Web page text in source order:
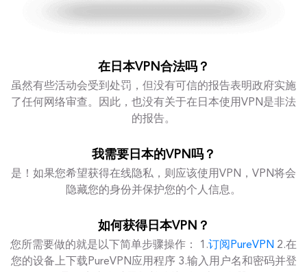
在日本VPN合法吗？
虽然有些活动会受到处罚，但没有可信的报告表明政府实施
了任何网络审查。因此，也没有关于在日本使用VPN是非法
的报告。
我需要日本的VPN吗？
是！如果您希望获得在线隐私，则应该使用VPN，VPN将会
隐藏您的身份并保护您的个人信息。
如何获得日本VPN？
您所需要做的就是以下简单步骤操作： 1.订阅PureVPN 2.在
您的设备上下载PureVPN应用程序 3.输入用户名和密码并登